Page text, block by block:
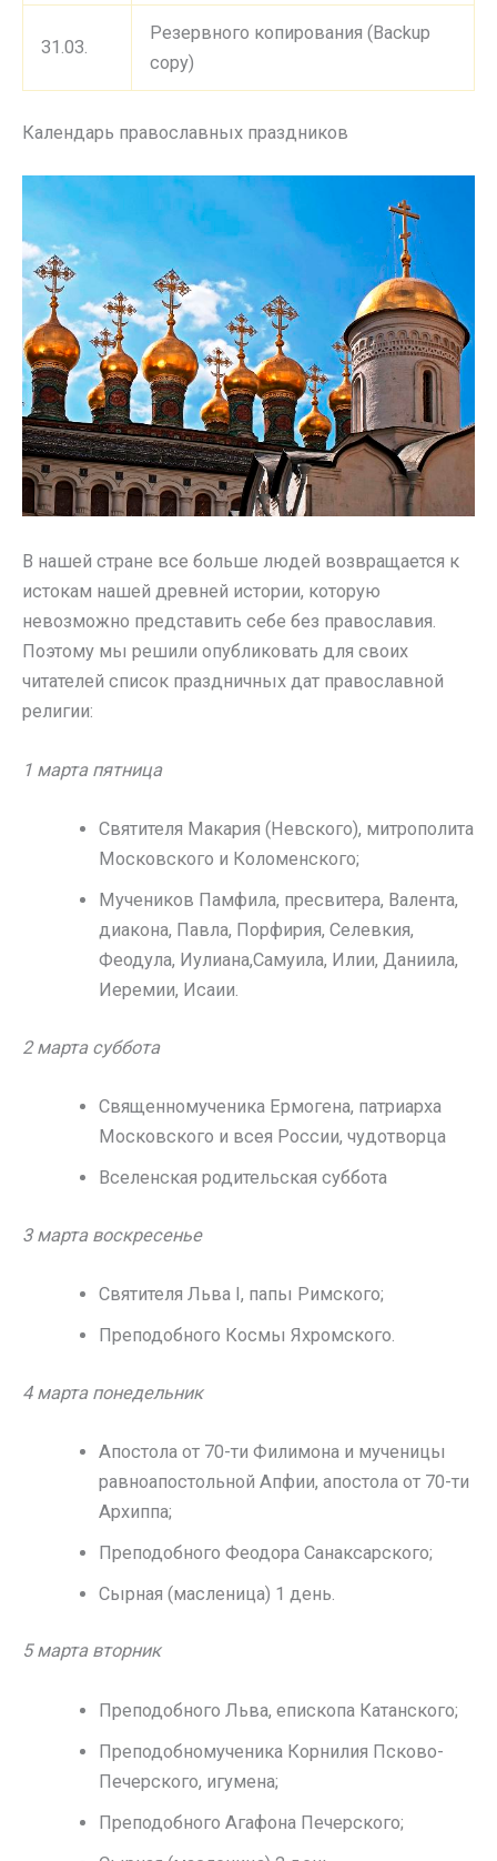
31.03.
Резервного копирования (Backup
copy)
Календарь православных праздников
В нашей стране все больше людей возвращается к
истокам нашей древней истории, которую
невозможно представить себе без православия.
Поэтому мы решили опубликовать для своих
читателей список праздничных дат православной
религии:
1 марта пятница
Святителя Макария (Невского), митрополита
Московского и Коломенского;
Мучеников Памфила, пресвитера, Валента,
диакона, Павла, Порфирия, Селевкия,
Феодула, Иулиана,Самуила, Илии, Даниила,
Иеремии, Исаии.
2 марта суббота
Священномученика Ермогена, патриарха
Московского и всея России, чудотворца
Вселенская родительская суббота
3 марта воскресенье
Святителя Льва I, папы Римского;
Преподобного Космы Яхромского.
4 марта понедельник
Апостола от 70-ти Филимона и мученицы
равноапостольной Апфии, апостола от 70-ти
Архиппа;
Преподобного Феодора Санаксарского;
Сырная (масленица) 1 день.
5 марта вторник
Преподобного Льва, епископа Катанского;
Преподобномученика Корнилия Псково-
Печерского, игумена;
Преподобного Агафона Печерского;